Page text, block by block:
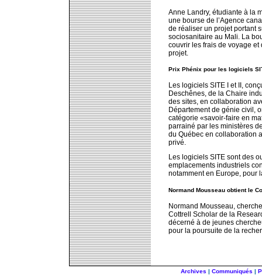
Anne Landry, étudiante à la
une bourse de l’Agence
de réaliser un projet portant
sociosanitaire au Mali. La
couvrir les frais de voyage et
projet.
Prix Phénix pour les logiciels
Les logiciels SITE I et II,
Deschênes, de la Chaire
des sites, en collaboration
Département de génie civil,
catégorie «savoir-faire en
parrainé par les ministères
du Québec en collaboration
privé.
Les logiciels SITE sont des
emplacements industriels
notamment en Europe, pour
Normand Mousseau obtient le
Normand Mousseau,
Cottrell Scholar de la
décerné à de jeunes
pour la poursuite de la
Archives | Communiqués |